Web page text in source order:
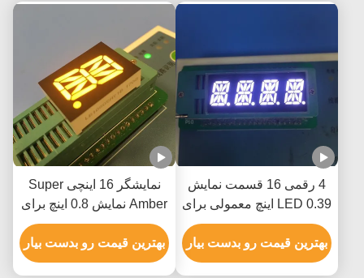
4 رقمی 16 قسمت نمایش
LED 0.39 اینچ معمولی برای
شاخص رطوبت دما
بهترین قیمت رو بدست بیار
نمایشگر 16 اینچی Super
Amber نمایش 0.8 اینچ برای
کنترل اتوماسیون
بهترین قیمت رو بدست بیار